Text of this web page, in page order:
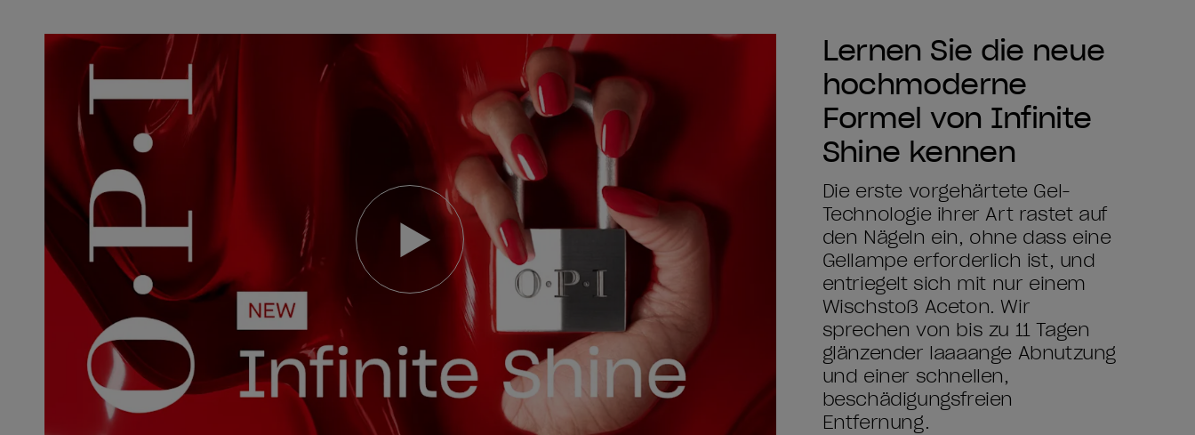
Lernen Sie die neue
hochmoderne
Formel von Infinite
Shine kennen
Die erste vorgehärtete Gel-
Technologie ihrer Art rastet auf
den Nägeln ein, ohne dass eine
Gellampe erforderlich ist, und
entriegelt sich mit nur einem
Wischstoß Aceton. Wir
sprechen von bis zu 11 Tagen
glänzender laaaange Abnutzung
und einer schnellen,
beschädigungsfreien
Entfernung.